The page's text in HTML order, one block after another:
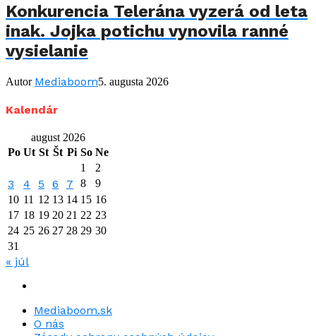
Konkurencia Telerána vyzerá od leta
inak. Jojka potichu vynovila ranné
vysielanie
Autor Mediaboom5. augusta 2026
Kalendár
august 2026
Po Ut St Št Pi So Ne
1
2
3 4 5 6 7 8
9
10 11 12 13 14 15 16
17 18 19 20 21 22 23
24 25 26 27 28 29 30
31
« júl
Mediaboom.sk
O nás